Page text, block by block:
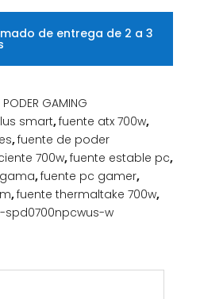
de entrega de 2 a 3
PODER GAMING
smart,fuente atx 700w,
,fuente de poder
700w,fuente estable pc,
,fuente pc gamer,
,fuente thermaltake 700w,
spd0700npcwus-w